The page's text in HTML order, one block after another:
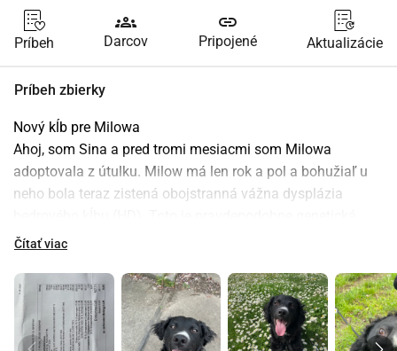
Príbeh
groups
Darcov
link
Pripojené Aktualizácie
Príbeh zbierky
Nový kĺb pre Milowa
Ahoj, som Sina a pred tromi mesiacmi som Milowa
adoptovala z útulku. Milow má len rok a pol a bohužiaľ u
neho bola teraz zistená obojstranná vážna dysplázia
vrodená vada bedra, ktorá spôsobuje silné bolesti. Na ľavej
Pravá strana nevyzerá oveľa lepšie. Aby Milow nemal
bolesti celý život a aby pravdepodobne nemohol naozaj
dlho behať, potrebuje nový kĺb na oboch stranách. Náklady
Čítať viac